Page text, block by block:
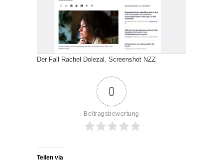
Der Fall Rachel Dolezal. Screenshot NZZ
0
Beitragsbewertung
Teilen via